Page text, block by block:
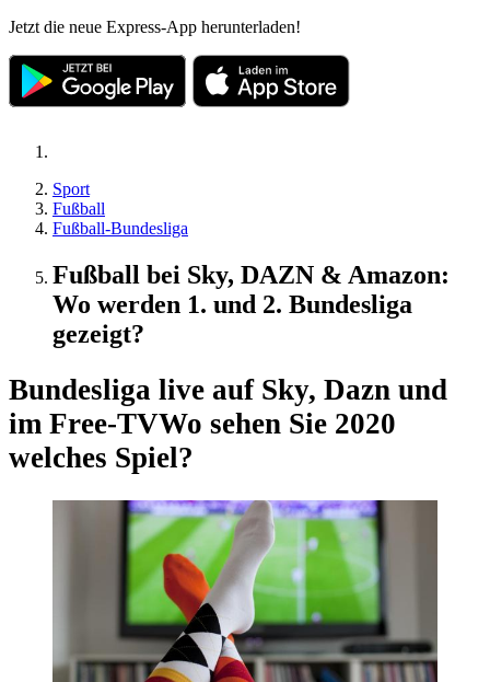
Jetzt die neue Express-App herunterladen!
Sport
Fußball
Fußball-Bundesliga
Fußball bei Sky, DAZN & Amazon:
Wo werden 1. und 2. Bundesliga
gezeigt?
Bundesliga live auf Sky, Dazn und
im Free-TVWo sehen Sie 2020
welches Spiel?